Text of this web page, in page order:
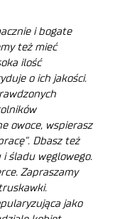
i bogate
też mieć
ilość
o ich jakości.
owoce, wspierasz
Dbasz też
śladu węglowego.
Zapraszamy
jako